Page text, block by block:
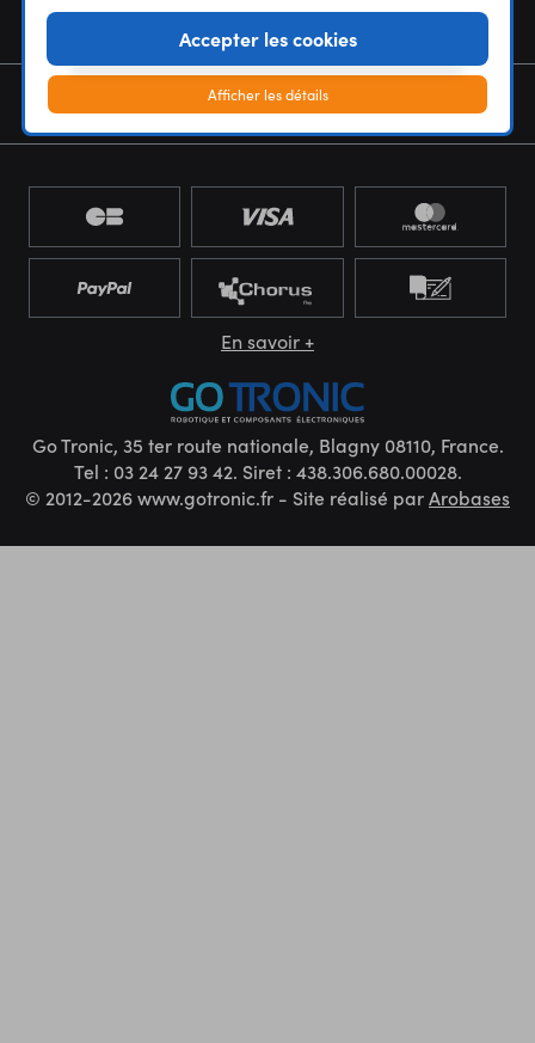
NEWSLETTER
En savoir +
Go Tronic, 35 ter route nationale, Blagny 08110, France.
Tel : 03 24 27 93 42. Siret : 438.306.680.00028.
© 2012-2026 www.gotronic.fr - Site réalisé parArobases
Accepter les cookies
Afficher les détails